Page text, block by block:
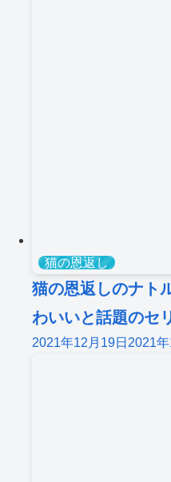
猫の恩返し
猫の恩返しのナト
わいいと話題のセ
2021年12月19日 2021